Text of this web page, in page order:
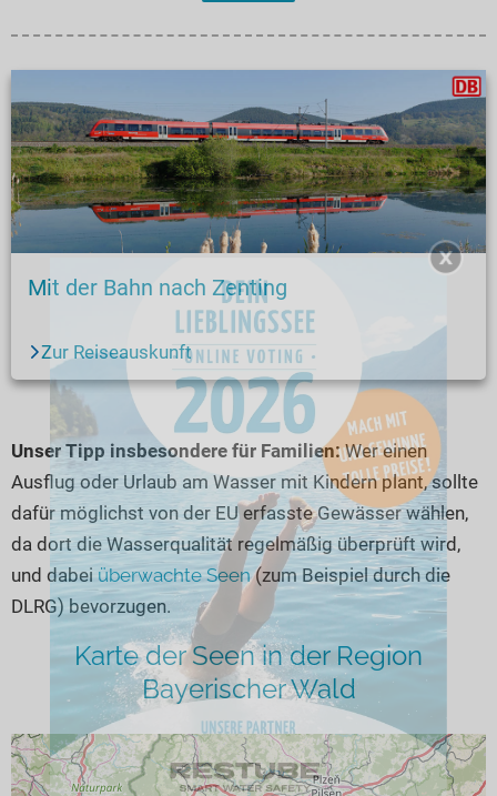
Mit der Bahn nach Zenting
Zur Reiseauskunft
Unser Tipp insbesondere für Familien:Wer einen
Ausflug oder Urlaub am Wasser mit Kindern plant, sollte
dafür möglichst von der EU erfasste Gewässer wählen,
da dort die Wasserqualität regelmäßig überprüft wird,
und dabeiüberwachte Seen(zum Beispiel durch die
DLRG) bevorzugen.
Karte der Seen in der Region
Bayerischer Wald